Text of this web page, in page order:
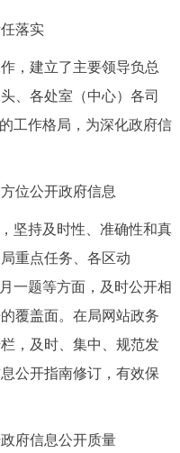
图说互动
人文北京
视频北京
落实
建立了主要领导负总
、各处室（中心）各司
工作格局，为深化政府信
位公开政府信息
持及时性、准确性和真
重点任务、各区动
一题等方面，及时公开相
覆盖面。在局网站政务
，及时、集中、规范发
公开指南修订，有效保
府信息公开质量